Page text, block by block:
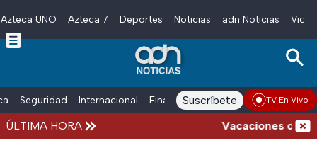
Skip to main content
Azteca UNO Azteca 7 Deportes Noticias adn Noticias
Seguridad Internacional Finanzas adn Noticias Radio
Suscríbete TV En Vivo
ÚLTIMA HORA Vacaciones de